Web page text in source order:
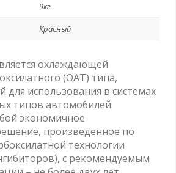
9кг
Красный
охлаждающей
(ОАТ) типа,
для использования в системах
типов автомобилей.
экономичное
произведенное по
технологии
с рекомендуемым